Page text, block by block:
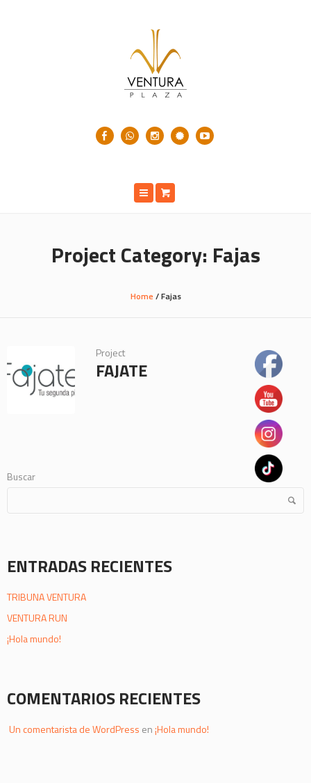
Project Category: Fajas
Home /Fajas
Project
FAJATE
Buscar
ENTRADAS RECIENTES
TRIBUNA VENTURA
VENTURA RUN
¡Hola mundo!
COMENTARIOS RECIENTES
Un comentarista de WordPress en¡Hola mundo!